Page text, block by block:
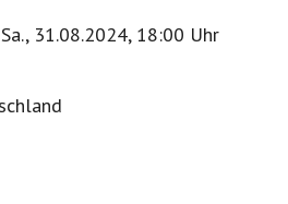
Sa., 31.08.2024, 18:00 Uhr